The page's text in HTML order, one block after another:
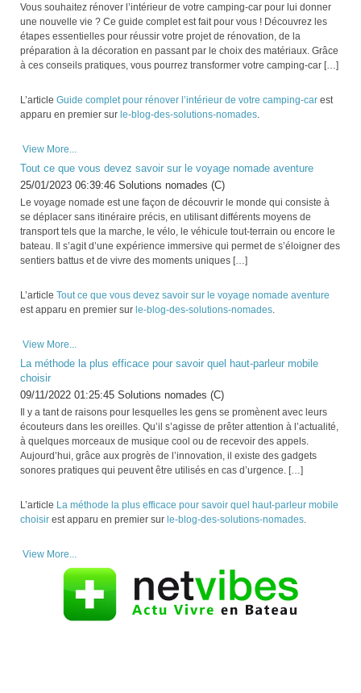
Vous souhaitez rénover l’intérieur de votre camping-car pour lui donner
une nouvelle vie ? Ce guide complet est fait pour vous ! Découvrez les
étapes essentielles pour réussir votre projet de rénovation, de la
préparation à la décoration en passant par le choix des matériaux. Grâce
à ces conseils pratiques, vous pourrez transformer votre camping-car […]
L’articleGuide complet pour rénover l’intérieur de votre camping-car est
apparu en premier surle-blog-des-solutions-nomades
View More...
Tout ce que vous devez savoir sur le voyage nomade aventure
25/01/2023 06:39:46 Solutions nomades (C)
Le voyage nomade est une façon de découvrir le monde qui consiste à
se déplacer sans itinéraire précis, en utilisant différents moyens de
transport tels que la marche, le vélo, le véhicule tout-terrain ou encore le
bateau. Il s’agit d’une expérience immersive qui permet de s’éloigner des
sentiers battus et de vivre des moments uniques […]
L’articleTout ce que vous devez savoir sur le voyage nomade aventure
est apparu en premier surle-blog-des-solutions-nomades
View More...
La méthode la plus efficace pour savoir quel haut-parleur mobile
choisir
09/11/2022 01:25:45 Solutions nomades (C)
Il y a tant de raisons pour lesquelles les gens se promènent avec leurs
écouteurs dans les oreilles. Qu’il s’agisse de prêter attention à l’actualité,
à quelques morceaux de musique cool ou de recevoir des appels.
Aujourd’hui, grâce aux progrès de l’innovation, il existe des gadgets
sonores pratiques qui peuvent être utilisés en cas d’urgence. […]
L’article La méthode la plus efficace pour savoir quel haut-parleur mobile
choisir est apparu en premier surle-blog-des-solutions-nomades
View More...